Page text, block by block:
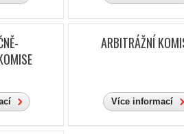
ARBITRÁŽNÍ
Více informací